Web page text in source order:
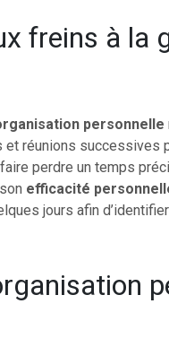
freins à la
personnelle
réunions successives
perdre un temps
efficacité
jours afin